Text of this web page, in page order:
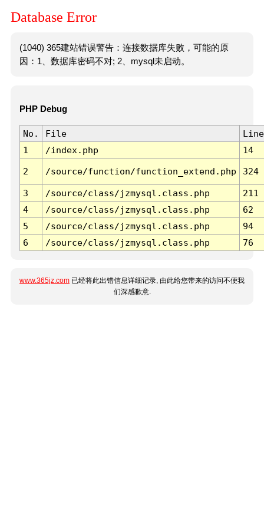
Database Error
(1040) 365建站错误警告：连接数据库失败，可能的原
因：1、数据库密码不对; 2、mysql未启动。
PHP Debug
No. File
Line
1
/index.php 14
2 /source/function/function_extend.php 324
3 /source/class/jzmysql.class.php
211
4
/source/class/jzmysql.class.php
62
5
/source/class/jzmysql.class.php
94
6
/source/class/jzmysql.class.php 76
www.365jz.com 已经将此出错信息详细记录, 由此给您带来的访问不便我
们深感歉意.